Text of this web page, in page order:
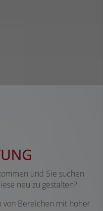
und Sie suchen
neu zu gestalten?
Bereichen mit hoher